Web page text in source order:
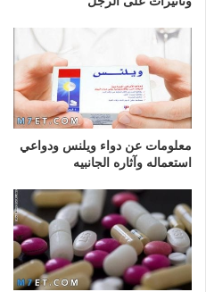
معلومات عن دواء ويلنس ودواعي
استعماله وآثاره الجانبيه